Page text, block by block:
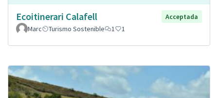
Ecoitinerari Calafell
Acceptada
Marc
Turismo Sostenible 1 1